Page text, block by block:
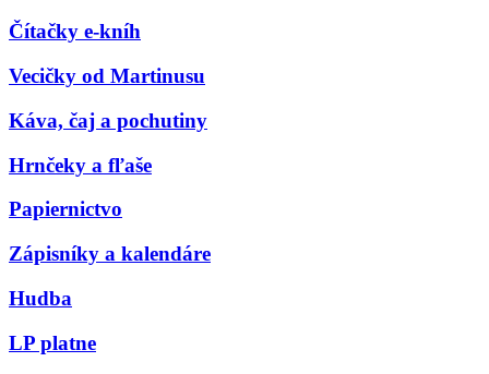
Čítačky e-kníh
Vecičky od Martinusu
Káva, čaj a pochutiny
Hrnčeky a fľaše
Papiernictvo
Zápisníky a kalendáre
Hudba
LP platne